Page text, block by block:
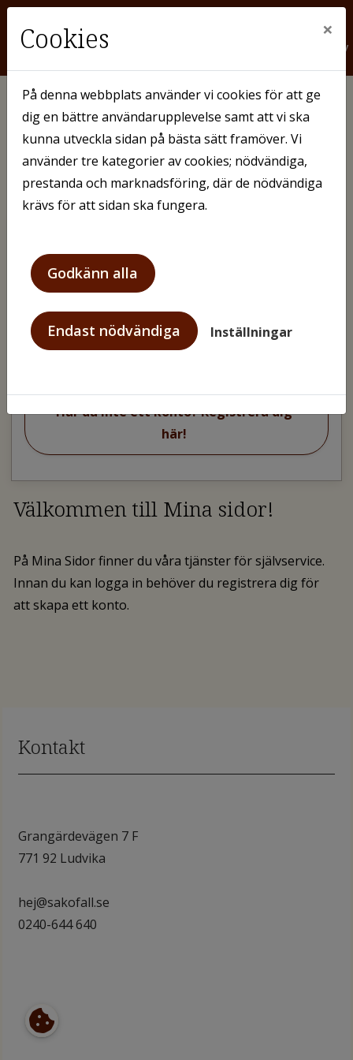
Mina sidor
Mobilt BankID Lösenord
Starta Mobilt BankID
Mobilt BankId på annan enhet
Har du inte ett konto? Registrera dig
här!
Välkommen till Mina sidor!
På Mina Sidor finner du våra tjänster för självservice.
Innan du kan logga in behöver du registrera dig för
att skapa ett konto.
Kontakt
Grangärdevägen 7 F
771 92 Ludvika
hej@sakofall.se
0240-644 640
Cookies ×
På denna webbplats använder vi cookies för att ge
dig en bättre användarupplevelse samt att vi ska
kunna utveckla sidan på bästa sätt framöver. Vi
använder tre kategorier av cookies; nödvändiga,
prestanda och marknadsföring, där de nödvändiga
krävs för att sidan ska fungera.
Godkänn alla
Endast nödvändiga Inställningar